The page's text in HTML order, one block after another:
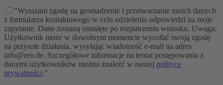
"Wyrażam zgodę na gromadzenie i przetwarzanie moich danych
z formularza kontaktowego w celu udzielenia odpowiedzi na moje
zapytanie. Dane zostaną usunięte po rozpatrzeniu wniosku. Uwaga:
Użytkownik może w dowolnym momencie wycofać swoją zgodę
na przyszłe działania, wysyłając wiadomość e-mail na adres
info@reo.de. Szczegółowe informacje na temat postępowania z
danymi użytkowników można znaleźć w naszej polityce
prywatności."